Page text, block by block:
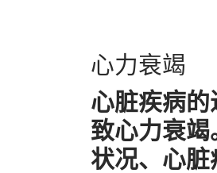
心力衰竭
心脏疾病
致心力衰
状况、心脏